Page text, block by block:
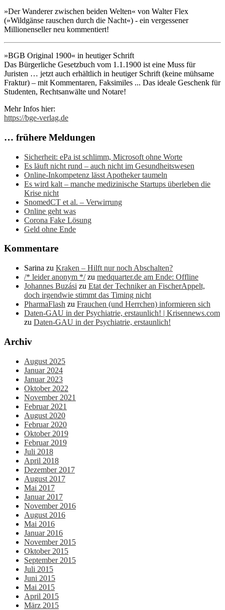
»Der Wanderer zwischen beiden Welten« von Walter Flex
(»Wildgänse rauschen durch die Nacht«) - ein vergessener
Millionenseller neu kommentiert!
»BGB Original 1900« in heutiger Schrift
Das Bürgerliche Gesetzbuch vom 1.1.1900 ist eine Muss für
Juristen … jetzt auch erhältlich in heutiger Schrift (keine mühsame
Fraktur) – mit Kommentaren, Faksimiles ... Das ideale Geschenk für
Studenten, Rechtsanwälte und Notare!
Mehr Infos hier:
https://bge-verlag.de
… frühere Meldungen
Sicherheit: ePa ist schlimm, Microsoft ohne Worte
Es läuft nicht rund – auch nicht im Gesundheitswesen
Online-Inkompetenz lässt Apotheker taumeln
Es wird kalt – manche medizinische Startups überleben die
Krise nicht
SnomedCT et al. – Verwirrung
Online geht was
Corona Fake Lösung
Geld ohne Ende
Kommentare
Sarina zu Kraken – Hilft nur noch Abschalten?
/* leider anonym */zu medquarter.de am Ende: Offline
Johannes Buzási zu Etat der Techniker an FischerAppelt,
doch irgendwie stimmt das Timing nicht
PharmaFlash zu Frauchen (und Herrchen) informieren sich
Daten-GAU in der Psychiatrie, erstaunlich! | Krisennews.com
zu Daten-GAU in der Psychiatrie, erstaunlich!
Archiv
August 2025
Januar 2024
Januar 2023
Oktober 2022
November 2021
Februar 2021
August 2020
Februar 2020
Oktober 2019
Februar 2019
Juli 2018
April 2018
Dezember 2017
August 2017
Mai 2017
Januar 2017
November 2016
August 2016
Mai 2016
Januar 2016
November 2015
Oktober 2015
September 2015
Juli 2015
Juni 2015
Mai 2015
April 2015
März 2015